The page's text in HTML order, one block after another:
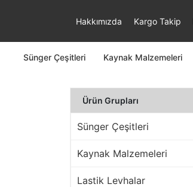
Hakkımızda Kargo Takip
Sünger Çeşitleri Kaynak Malzemeleri
Ürün Grupları
Sünger Çeşitleri
Kaynak Malzemeleri
Lastik Levhalar